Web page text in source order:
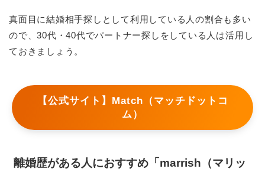
真面目に結婚相手探しとして利用している人の割合も多い
ので、30代・40代でパートナー探しをしている人は活用し
ておきましょう。
【公式サイト】Match（マッチドットコ
ム）
離婚歴がある人におすすめ「marrish（マリッ